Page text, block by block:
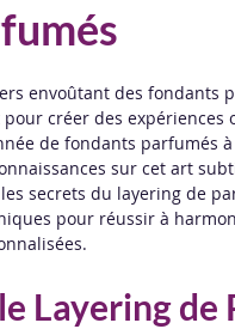
envoûtant des fondants
créer des expériences
de fondants parfumés
sur cet art
secrets du layering de
pour réussir à
Layering de